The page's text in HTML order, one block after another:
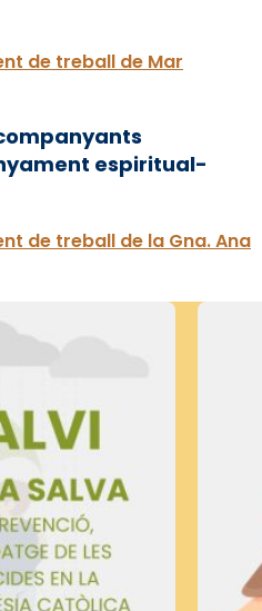
de treball de Mar
espiritual-
de treball de la Gna. Ana